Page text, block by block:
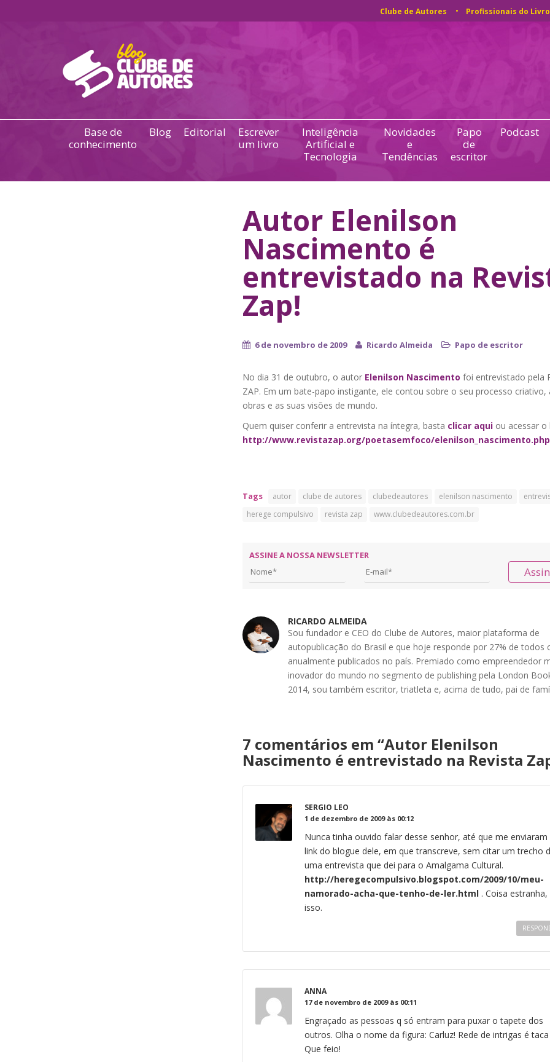
Clube de Autores Profissionais do Livro
Base de
conhecimento
Blog Editorial
Escrever
um livro
Inteligência
Artificial e
Tecnologia
Novidades
e
Tendências
Papo
de
escritor
Podcast
Autor Elenilson
Nascimento é
entrevistado na
Zap!
6 de novembro de 2009 Ricardo Almeida Papo de escritor
No dia 31 de outubro, o autor Elenilson Nascimento foi entrevistado pela
ZAP. Em um bate-papo instigante, ele contou sobre o seu processo criativo,
obras e as suas visões de mundo.
Quem quiser conferir a entrevista na íntegra, basta clicar aqui ou acessar o
http://www.revistazap.org/poetasemfoco/elenilson_nascimento.php
Tags autor clube de autores clubedeautores elenilson nascimento
herege compulsivo
revista zap www.clubedeautores.com.br
ASSINE A NOSSA NEWSLETTER
RICARDO ALMEIDA
Sou fundador e CEO do Clube de Autores, maior plataforma de
autopublicação do Brasil e que hoje responde por 27% de todos
anualmente publicados no país. Premiado como empreendedor
inovador do mundo no segmento de publishing pela London
2014, sou também escritor, triatleta e, acima de tudo, pai de
7 comentários em “Autor Elenilson
Nascimento é entrevistado na Revista
SERGIO LEO
1 de dezembro de 2009 às 00:12
Nunca tinha ouvido falar desse senhor, até que me enviaram
link do blogue dele, em que transcreve, sem citar um trecho
uma entrevista que dei para o Amalgama Cultural.
http://heregecompulsivo.blogspot.com/2009/10/meu-
namorado-acha-que-tenho-de-ler.html. Coisa estranha,
isso.
ANNA
17 de novembro de 2009 às 00:11
Engraçado as pessoas q só entram para puxar o tapete dos
outros. Olha o nome da figura: Carluz! Rede de intrigas é taca
Que feio!